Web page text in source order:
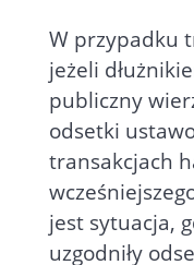
W przypadku
jeżeli
publiczny
odsetki
transakcjach
jest sytuacja,
uzgodniły